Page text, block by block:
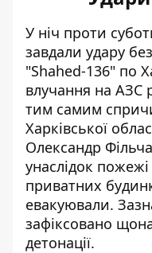
У ніч проти
завдали удару
"Shahed-136" по
влучання на АЗС
тим самим
Харківської
Олександр
унаслідок
приватних
евакуювали.
зафіксовано
детонації.